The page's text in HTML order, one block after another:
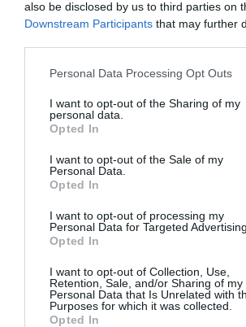
also be disclosed by us to third parties on
Downstream Participants that may further
Personal Data Processing Opt Outs
I want to opt-out of the Sharing of my
personal data.
Opted In
I want to opt-out of the Sale of my
Personal Data.
Opted In
I want to opt-out of processing my
Personal Data for Targeted Advertising.
Opted In
I want to opt-out of Collection, Use,
Retention, Sale, and/or Sharing of my
Personal Data that Is Unrelated with
Purposes for which it was collected.
Opted In
“È importante offrire
sindaco Antonello Concas – ma
coinvolgere i nostri cittadini, che
possibilità di assistere a uno
una terra di grandi tradizioni,
eventi culturali e giochi sportivi di
come ad esempio è il kabaddi”.